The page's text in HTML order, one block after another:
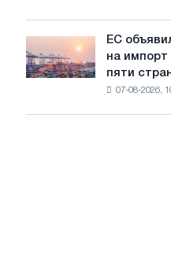
трамвайных
путей
Москвы
Ярославля
объявил
окончательные
ЕС
на импорт
пяти
07-08-2026,